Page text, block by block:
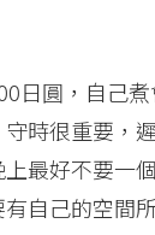
日圓，自己
時很重要，
最好不要一
自己的空間